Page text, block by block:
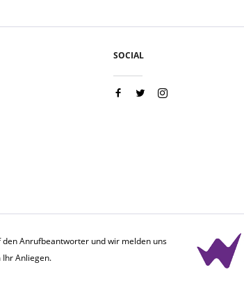
SOCIAL
Anrufbeantworter und wir melden uns
Ihr Anliegen.